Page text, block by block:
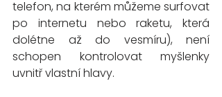
telefon, na kterém můžeme surfovat
po internetu nebo raketu, která
dolétne až do vesmíru), není
schopen kontrolovat myšlenky
uvnitř vlastní hlavy.